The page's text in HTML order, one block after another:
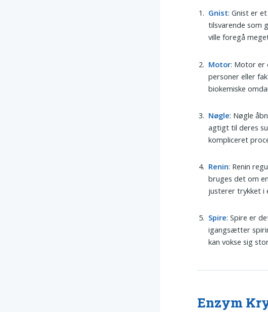
Gnist: Gnist er
tilsvarende som
ville foregå
Motor: Motor er
personer eller
biokemiske
Nøgle: Nøgle
agtigt til deres
kompliceret
Renin: Renin
bruges det om
justerer trykket i
Spire: Spire er
igangsætter
kan vokse sig
Enzym